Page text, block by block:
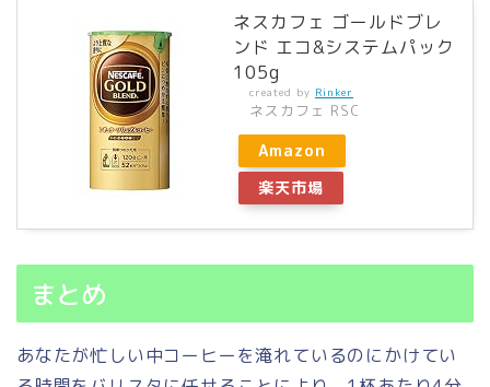
ネスカフェ ゴールドブレ
ンド エコ&システムパック
105g
created by Rinker
ネスカフェ RSC
Amazon
楽天市場
まとめ
あなたが忙しい中コーヒーを淹れているのにかけてい